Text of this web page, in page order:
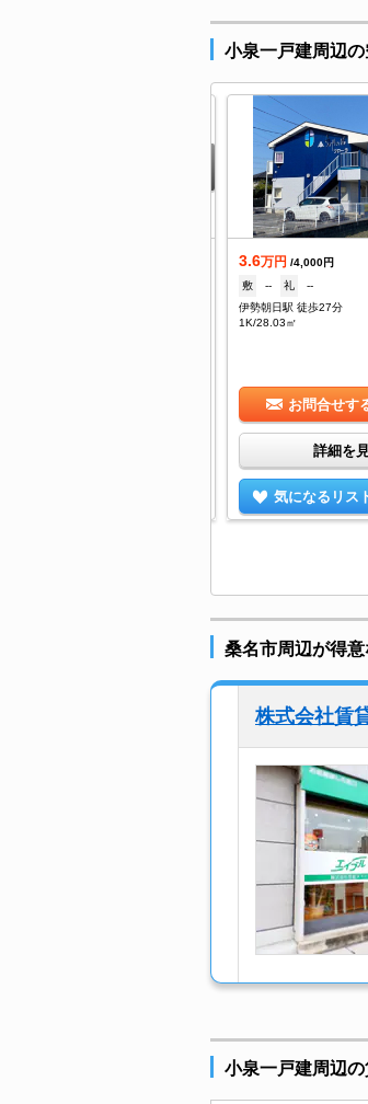
小泉一戸建周辺
3.6万円 /4,000円
敷
-- 礼
--
伊勢朝日駅 徒歩27分
1K/28.03㎡
お問合せす
詳細を
気になるリス
桑名市周辺が得
株式会社賃
小泉一戸建周辺